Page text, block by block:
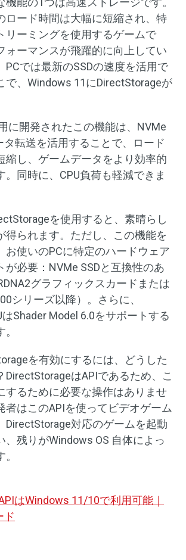
ロード時間は大幅に短縮され、特
リーミングを使用するゲームで
ォーマンスが飛躍的に向上してい
PCでは最新のSSDの速度を活用で
で、Windows 11にDirectStorageが
に開発されたこの機能は、NVMe
タ転送を活用することで、ロード
縮し、ゲームデータをより効率的
。同時に、CPU負荷も軽減できま
を使用すると、素晴らし
得られます。ただし、この機能を
お使いのPCに特定のハードウェア
が必要：NVMe SSDと互換性のあ
グラフィックスカードまたは
シリーズ以降）。さらに、
はShader Model 6.0をサポートする
を有効にするには、どうした
DirectStorageはAPIであるため、こ
するために必要な操作はありませ
者はこのAPIを使ってビデオゲーム
DirectStorage対応のゲームを起動
、残りがWindows OS 自体によっ
はWindows 11/10で利用可能｜
ド